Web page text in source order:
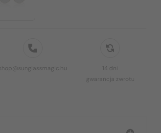
shop@sunglassmagic.hu
14 dni
gwarancja zwrotu